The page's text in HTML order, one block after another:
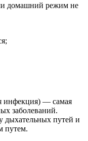
домашний режим не
инфекция) — самая
заболеваний.
дыхательных путей и
путем.